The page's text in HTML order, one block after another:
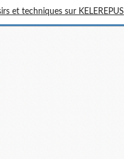
et techniques sur KELEREPUS